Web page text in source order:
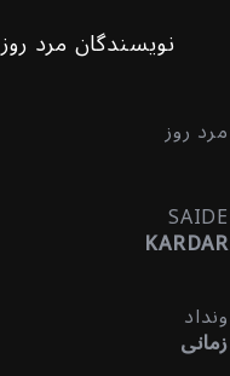
نویسندگان مرد روز
مرد روز
SAIDE
KARDAR
ونداد
زمانی